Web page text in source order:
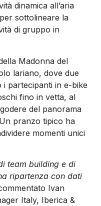
dinamica all’aria
sottolineare la
di gruppo in
Madonna del
lariano, dove due
partecipanti in e-bike
fino in vetta, al
del panorama
pranzo tipico ha
momenti unici
team building e di
ripartenza con dati
Ivan
Italy, Iberica &